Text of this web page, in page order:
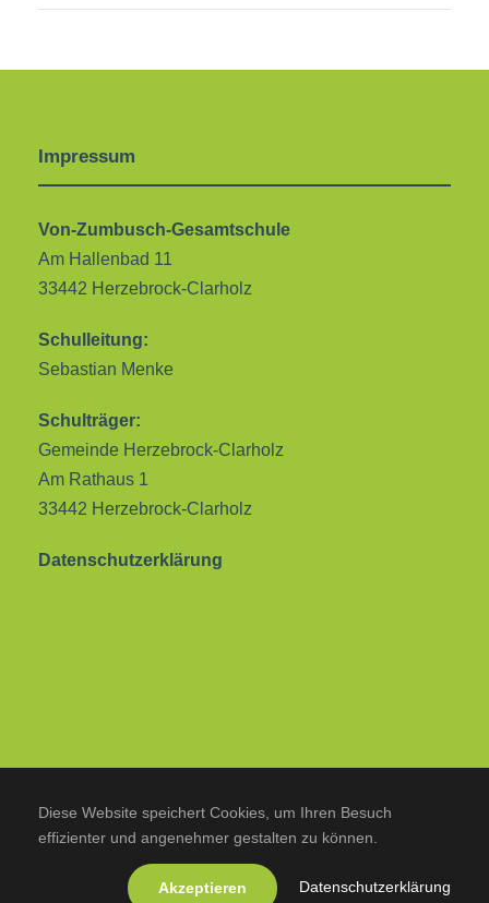
Impressum
Von-Zumbusch-Gesamtschule
Am Hallenbad 11
33442 Herzebrock-Clarholz
Schulleitung:
Sebastian Menke
Schulträger:
Gemeinde Herzebrock-Clarholz
Am Rathaus 1
33442 Herzebrock-Clarholz
Datenschutzerklärung
Diese Website speichert Cookies, um Ihren Besuch
effizienter und angenehmer gestalten zu können.
Akzeptieren Datenschutzerklärung